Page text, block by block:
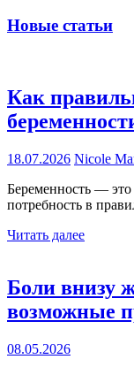
Новые статьи
Как
18.07.2026 Nicole
Беременность —
потребность в
Читать далее
Боли внизу
возможные
08.05.2026